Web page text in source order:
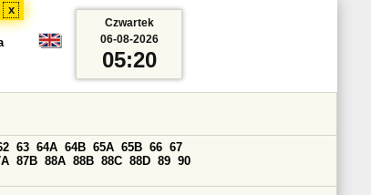
x
63 64A 64B 65A 65B 66 67
87B 88A 88B 88C 88D 89 90
Czwartek
06-08-2026
05:20